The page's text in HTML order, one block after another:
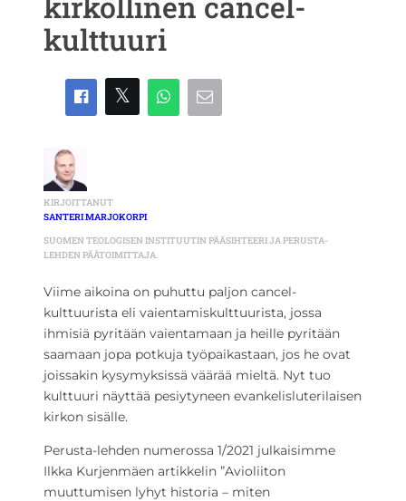
kulttuuri
KIRJOITTANUT
SANTERI MARJOKORPI
SUOMEN TEOLOGISEN INSTITUUTIN PÄÄSIHTEERI JA PERUSTA-
LEHDEN PÄÄTOIMITTAJA.
Viime aikoina on puhuttu paljon cancel-
kulttuurista eli vaientamiskulttuurista, jossa
ihmisiä pyritään vaientamaan ja heille pyritään
saamaan jopa potkuja työpaikastaan, jos he ovat
joissakin kysymyksissä väärää mieltä. Nyt tuo
kulttuuri näyttää pesiytyneen evankelisluterilaisen
kirkon sisälle.
Perusta-lehden numerossa 1/2021 julkaisimme
Ilkka Kurjenmäen artikkelin ”Avioliiton
muuttumisen lyhyt historia – miten